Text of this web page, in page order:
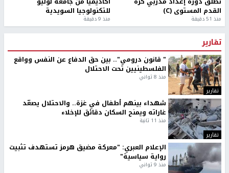
القدم المستوى (C)
منذ 51 دقيقة
للتكنولوجيا السويدية
منذ 9 دقيقة
تقارير
تقارير
" قانون درومي".. بين حق الدفاع عن النفس وواقع
الفلسطينيين تحت الاحتلال
منذ 8 ثواني
تقارير
شهداء بينهم أطفال في غزة.. والاحتلال يصعّد
غاراته ويمنح السكان دقائق للإخلاء
منذ 11 ثانية
الإعلام العبري: "معركة مضيق هرمز تستهدف تثبيت
رواية سياسية"
منذ 9 ثواني